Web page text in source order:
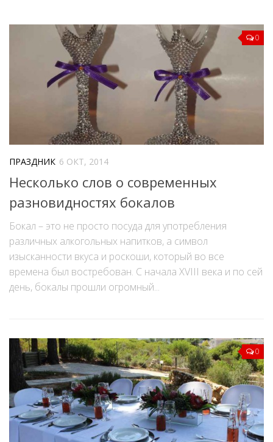
0
ПРАЗДНИК 6 ОКТ, 2014
Несколько слов о современных
разновидностях бокалов
Бокал – это не просто посуда для употребления
различных алкогольных напитков, а символ
изысканности вкуса и роскоши, который во все
времена был востребован. С начала XVIII века и по сей
день, бокалы прошли огромный...
0